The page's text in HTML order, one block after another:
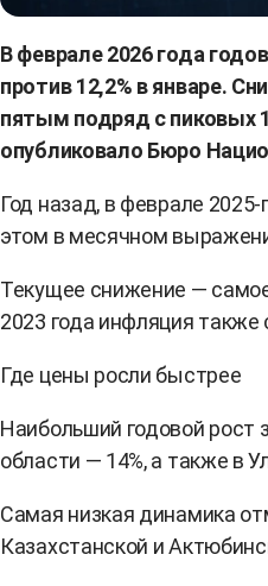
В феврале 2026 года
против 12,2% в январе.
пятым подряд с пиковых
опубликовало Бюро
Год назад, в феврале
этом в месячном
Текущее снижение —
2023 года инфляция также
Где цены росли быстрее
Наибольший годовой рост
области — 14%, а также в
Самая низкая динамика
Казахстанской и